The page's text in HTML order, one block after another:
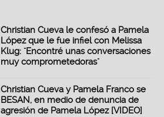
Christian Cueva le confesó a Pamela
López que le fue infiel con Melissa
Klug: "Encontré unas conversaciones
muy comprometedoras"
Christian Cueva y Pamela Franco se
BESAN, en medio de denuncia de
agresión de Pamela López [VIDEO]